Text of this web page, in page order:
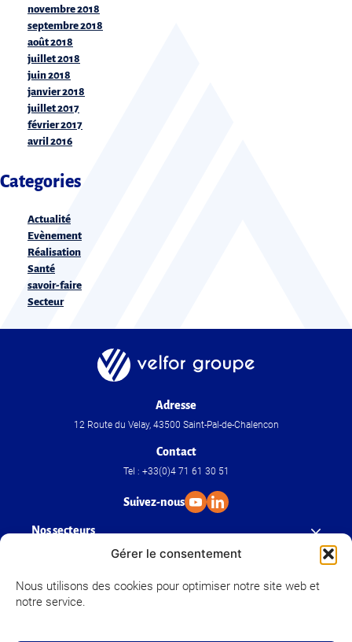
Gérer le consentement
Nous utilisons des cookies pour optimiser notre site web et
notre service.
novembre 2018
septembre 2018
août 2018
juillet 2018
juin 2018
janvier 2018
juillet 2017
février 2017
avril 2016
Categories
Actualité
Evènement
Réalisation
Santé
savoir-faire
Secteur
Adresse
12 Route du Velay, 43500 Saint-Pal-de-Chalencon
Contact
Tel : +33(0)4 71 61 30 51
Suivez-nous
Nos secteurs